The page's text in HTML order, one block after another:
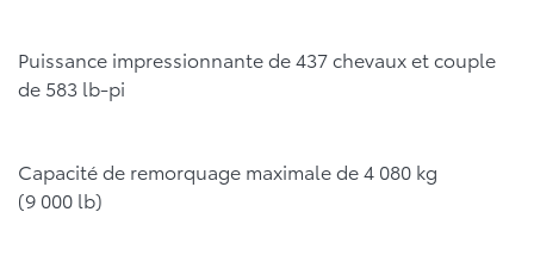
Puissance impressionnante de 437 chevaux et couple
de 583 lb-pi
Capacité de remorquage maximale de 4 080 kg
(9 000 lb)